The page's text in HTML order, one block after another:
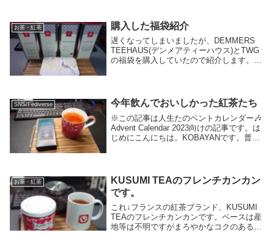
まで強くはなく少し酸味のあ...
お茶・紅茶 購入した福袋紹介
遅くなってしまいましたが、DEMMERS
TEEHAUS(デンメアティーハウス)とTWG
の福袋を購入していたので紹介します。
SNS/Fediverse 今年飲んでおいしかった紅茶たち
※この記事は人生たのベントカレンダー🎶
Advent Calendar 2023向けの記事です。は
じめにこんにちは。KOBAYANです。普段
お茶・紅茶
KUSUMI TEAのフレンチカンカン
です。
これ↓フランスの紅茶ブランド、KUSUMI
TEAのフレンチカンカンです。ベースは産
地等は不明ですがまろやかなコクのある紅